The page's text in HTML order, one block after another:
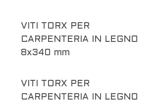
VITI TORX PER
CARPENTERIA IN LEGNO
8x340 mm
VITI TORX PER
CARPENTERIA IN LEGNO